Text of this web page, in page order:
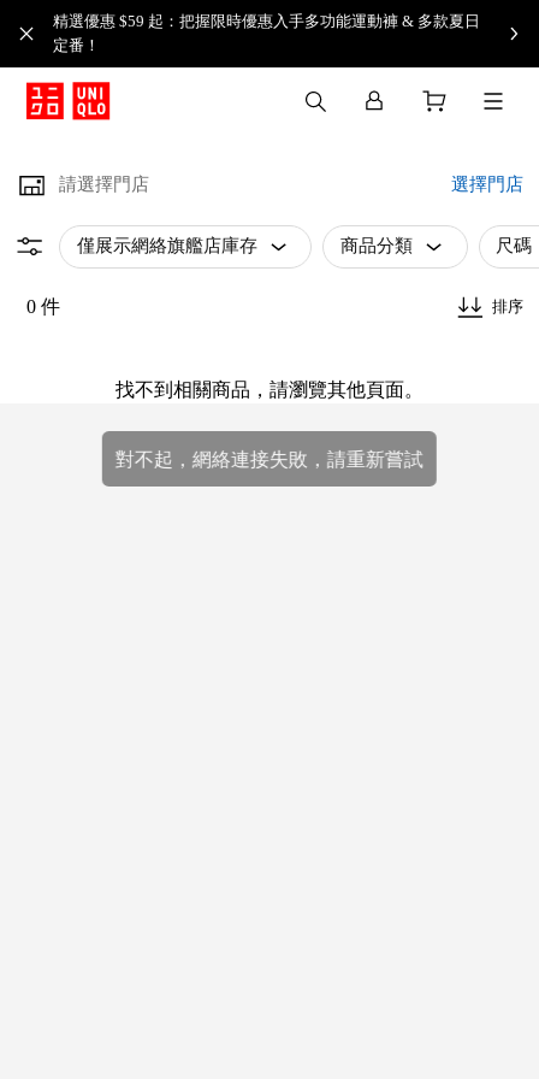
精選優惠 $59 起：把握限時優惠入手多功能運動褲 & 多款夏日
定番！​
請選擇門店 選擇門店
僅展示網絡旗艦店庫存 商品分類 尺碼
0 件 排序
找不到相關商品，請瀏覽其他頁面。
對不起，網絡連接失敗，請重新嘗試